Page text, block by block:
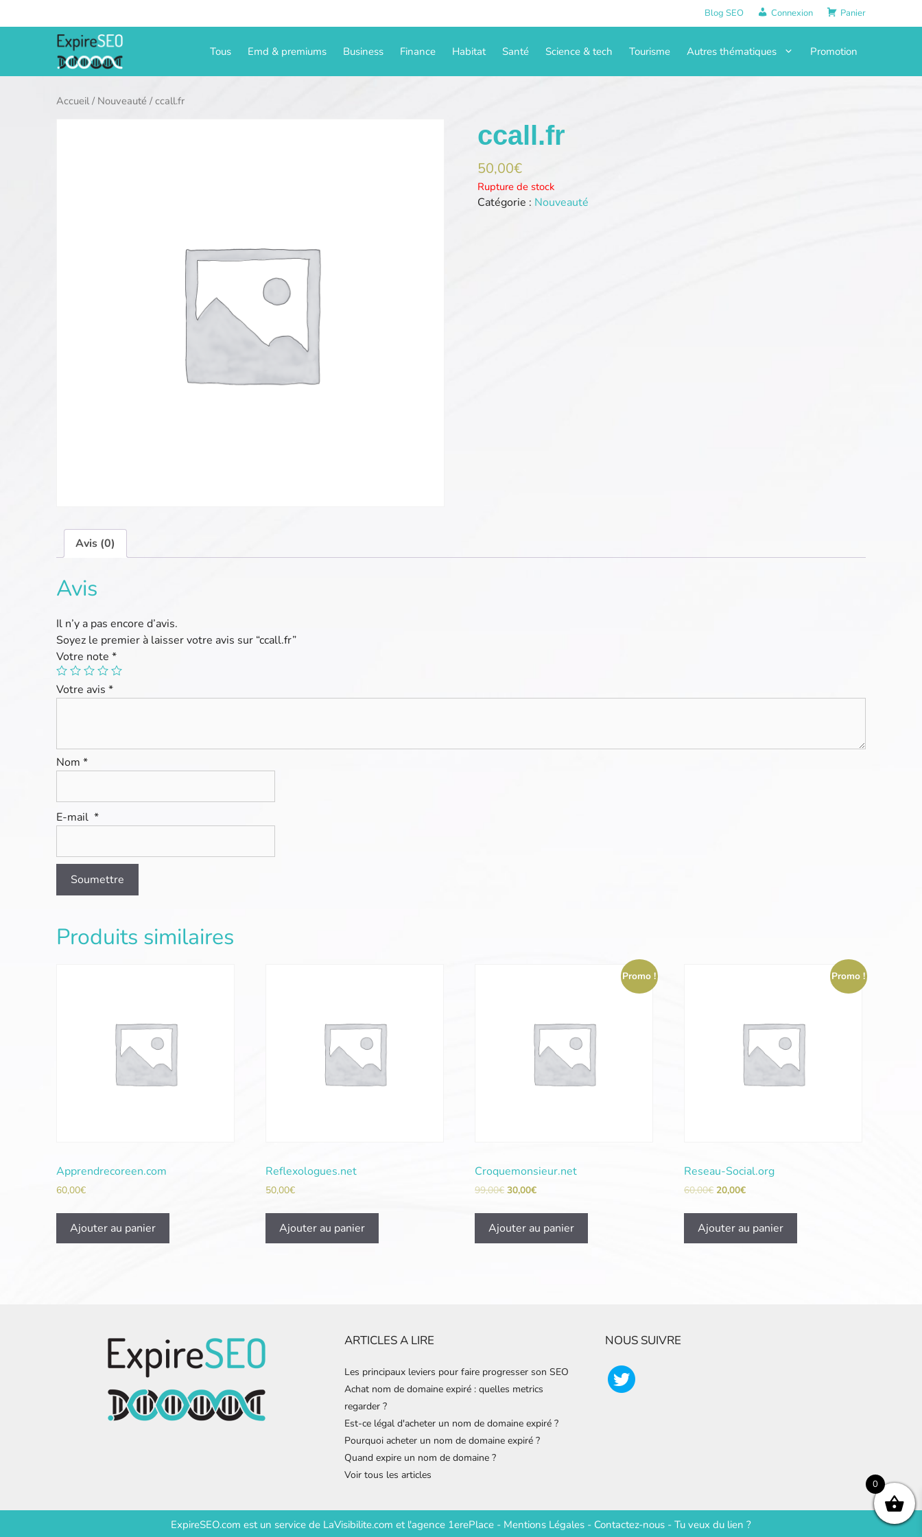
au
Blog SEO Connexion Panier
Tous Emd & premiums Business Finance Habitat Santé Science & tech Tourisme Autres thématiques Promotion
Accueil/ Nouveauté / ccall.fr
ccall.fr
50,00€
Rupture de stock
Catégorie : Nouveauté
Avis (0)
Avis
Il n’y a pas encore d’avis.
Soyez le premier à laisser votre avis sur “ccall.fr”
Votre note *
Votre avis *
Nom *
E-mail *
Produits similaires
Apprendrecoreen.com
60,00€
Ajouter au panier
Reflexologues.net
50,00€
Ajouter au panier
Promo !
Croquemonsieur.net
99,00€ 30,00€
Ajouter au panier
Promo !
Reseau-Social.org
60,00€ 20,00€
Ajouter au panier
ARTICLES A LIRE
Les principaux leviers pour faire progresser son SEO
Achat nom de domaine expiré : quelles metrics
regarder ?
Est-ce légal d'acheter un nom de domaine expiré ?
Pourquoi acheter un nom de domaine expiré ?
Quand expire un nom de domaine ?
Voir tous les articles
NOUS SUIVRE
ExpireSEO.com est un service de LaVisibilite.com etl'agence 1erePlace - Mentions Légales - Contactez-nous - Tu veux du lien ?
0